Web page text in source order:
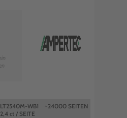
LT2540M-WB1 ~24000 SEITEN
2,4 ct / SEITE